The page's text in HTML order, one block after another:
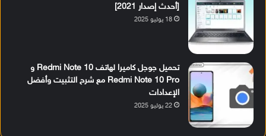
[أحدث إصدار 2021]
18 يوليو 2025
تحميل جوجل كاميرا لهاتف Redmi Note 10 و
Redmi Note 10 Pro مع شرح التثبيت وأفضل
الإعدادات
22 يوليو 2025